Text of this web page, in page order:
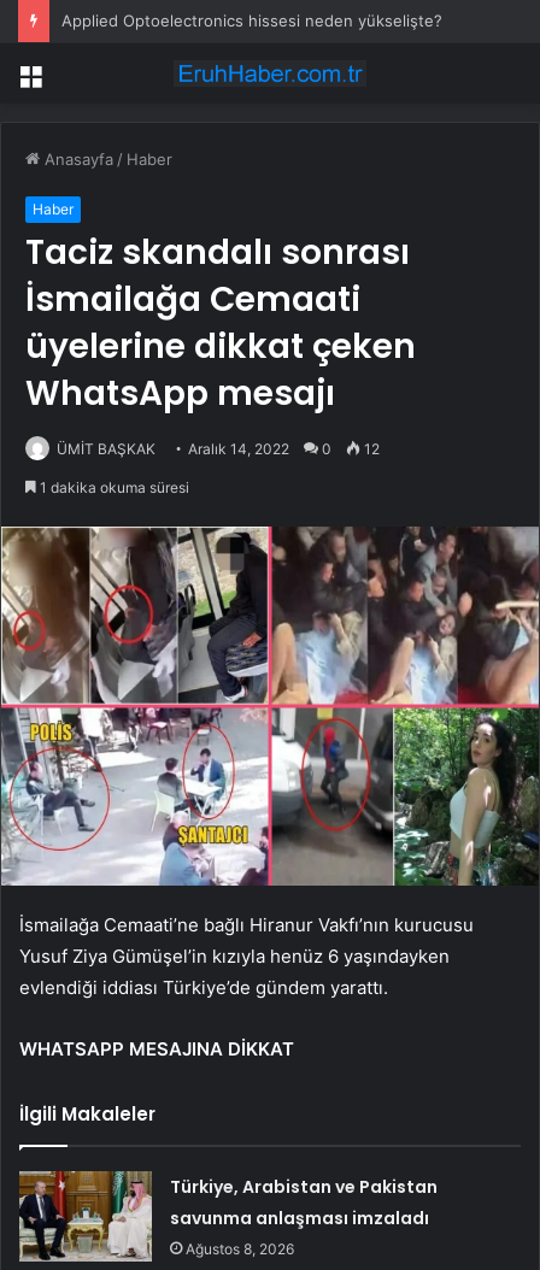
Applied Optoelectronics hissesi neden yükselişte?
Menü
Anasayfa / Haber
Haber
Taciz skandalı sonrası
İsmailağa Cemaati
üyelerine dikkat çeken
WhatsApp mesajı
ÜMİT BAŞKAK Aralık 14, 2022 0 12
1 dakika okuma süresi
İsmailağa Cemaati’ne bağlı Hiranur Vakfı’nın kurucusu
Yusuf Ziya Gümüşel’in kızıyla henüz 6 yaşındayken
evlendiği iddiası Türkiye’de gündem yarattı.
WHATSAPP MESAJINA DİKKAT
İlgili Makaleler
Türkiye, Arabistan ve Pakistan
savunma anlaşması imzaladı
Ağustos 8, 2026